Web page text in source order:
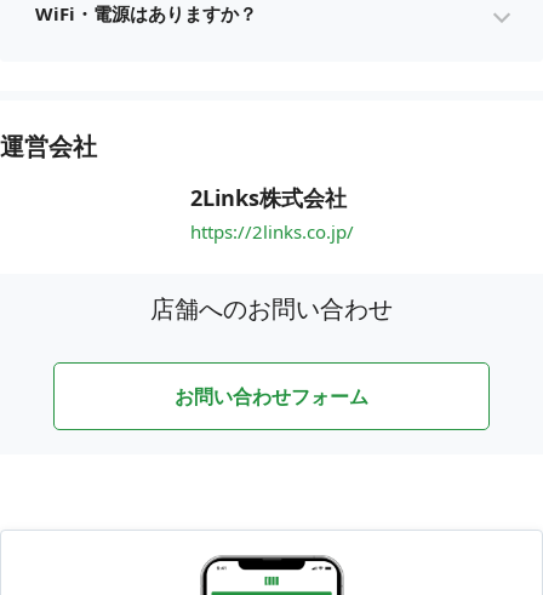
WiFi・電源はありますか？
運営会社
2Links株式会社
https://2links.co.jp/
店舗へのお問い合わせ
お問い合わせフォーム